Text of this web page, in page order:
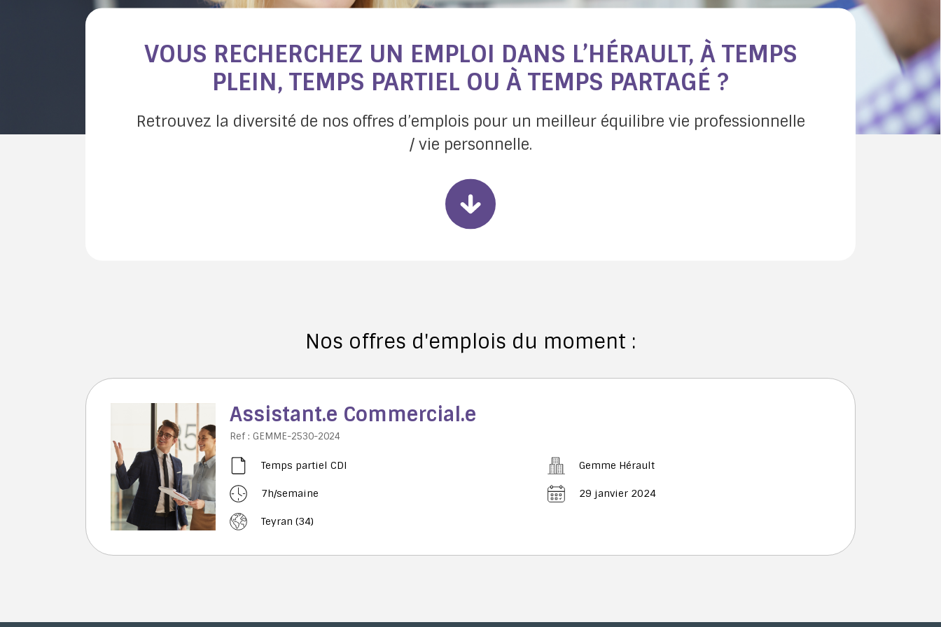
VOUS RECHERCHEZ UN EMPLOI DANS L’HÉRAULT, À TEMPS
PLEIN, TEMPS PARTIEL OU À TEMPS PARTAGÉ ?
Retrouvez la diversité de nos offres d’emplois pour un meilleur équilibre vie professionnelle
/ vie personnelle.
Nos offres d'emplois du moment :
Assistant.e Commercial.e
Ref : GEMME-2530-2024
Temps partiel CDI Gemme Hérault
7h/semaine 29 janvier 2024
Teyran (34)